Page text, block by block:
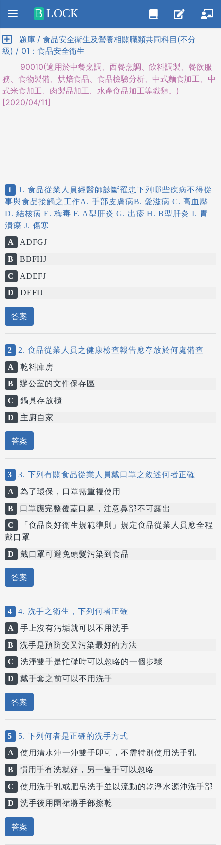
Positive SSL
B LOCK
題庫 / 食品安全衛生及營養相關職類共同科目(不分
級) / 01：食品安全衛生
90010(適用於中餐烹調、西餐烹調、飲料調製、餐飲服
務、食物製備、烘焙食品、食品檢驗分析、中式麵食加工、中
式米食加工、肉製品加工、水產食品加工等職類。)
[2020/04/11]
1
1. 食品從業人員經醫師診斷罹患下列哪些疾病不得從
事與食品接觸之工作A. 手部皮膚病B. 愛滋病 C. 高血壓
D. 結核病 E. 梅毒 F. A型肝炎 G. 出疹 H. B型肝炎 I. 胃
潰瘍 J. 傷寒
A
ADFGJ
B
BDFHJ
C
ADEFJ
D
DEFIJ
答案
2
2. 食品從業人員之健康檢查報告應存放於何處備查
A
乾料庫房
B
辦公室的文件保存區
C
鍋具存放櫃
D
主廚自家
答案
3
3. 下列有關食品從業人員戴口罩之敘述何者正確
A
為了環保，口罩需重複使用
B
口罩應完整覆蓋口鼻，注意鼻部不可露出
C
「食品良好衛生規範準則」規定食品從業人員應全程
戴口罩
D
戴口罩可避免頭髮污染到食品
答案
4
4. 洗手之衛生，下列何者正確
A
手上沒有污垢就可以不用洗手
B
洗手是預防交叉污染最好的方法
C
洗淨雙手是忙碌時可以忽略的一個步驟
D
戴手套之前可以不用洗手
答案
5
5. 下列何者是正確的洗手方式
A
使用清水沖一沖雙手即可，不需特別使用洗手乳
B
慣用手有洗就好，另一隻手可以忽略
C
使用洗手乳或肥皂洗手並以流動的乾淨水源沖洗手部
D
洗手後用圍裙將手部擦乾
答案